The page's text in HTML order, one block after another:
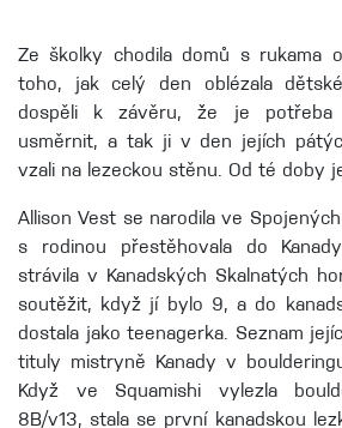
Ze školky chodila domů s rukama
toho, jak celý den oblézala
dospěli k závěru, že je potřeba
usměrnit, a tak ji v den jejích
vzali na lezeckou stěnu. Od té doby
Allison Vest se narodila ve
s rodinou přestěhovala do
strávila v Kanadských Skalnatých
soutěžit, když jí bylo 9, a do
dostala jako teenagerka. Seznam
tituly mistryně Kanady v
Když ve Squamishi vylezla
8B/v13, stala se první kanadskou